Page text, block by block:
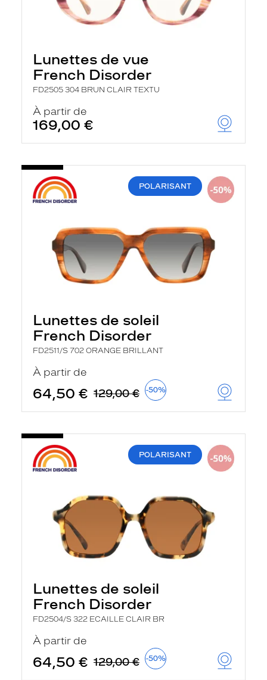
Lunettes de vue
French Disorder
FD2505 304 BRUN CLAIR TEXTU
À partir de
169,00 €
POLARISANT
Lunettes de soleil
French Disorder
FD2511/S 702 ORANGE BRILLANT
À partir de
64,50 € 129,00 € -50%
POLARISANT
Lunettes de soleil
French Disorder
FD2504/S 322 ECAILLE CLAIR BR
À partir de
64,50 € 129,00 € -50%